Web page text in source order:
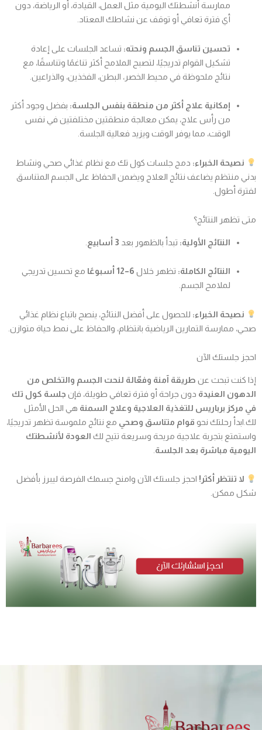
ممارسة أنشطتك اليومية مثل العمل، القيادة، أو الرياضة، دون
أي فترة تعافي أو توقف عن نشاطك المعتاد.
تحسين تناسق الجسم ونحته: تساعد الجلسات على إعادة
تشكيل القوام تدريجيًا، لتصبح الملامح أكثر تناغمًا وتناسقًا، مع
نتائج ملحوظة في محيط الخصر، البطن، الفخذين، والذراعين.
إمكانية علاج أكثر من منطقة بنفس الجلسة: بفضل وجود أكثر
من رأس علاج، يمكن معالجة منطقتين مختلفتين في نفس
الوقت، مما يوفر الوقت ويزيد فعالية الجلسة.
نصيحة الخبراء: دمج جلسات كول تك مع نظام غذائي صحي ونشاط
بدني منتظم يضاعف نتائج العلاج ويضمن الحفاظ على الجسم المتناسق
لفترة أطول.
متى تظهر النتائج؟
النتائج الأولية: تبدأ بالظهور بعد 3 أسابيع
النتائج الكاملة: تظهر خلال 6–12 أسبوعًا
مع تحسين تدريجي
لملامح الجسم.
نصيحة الخبراء: للحصول على أفضل النتائج، ينصح باتباع نظام غذائي
صحي، ممارسة التمارين الرياضية بانتظام، والحفاظ على نمط حياة متوازن.
احجز جلستك الآن
إذا كنت تبحث عن طريقة آمنة وفعّالة لنحت الجسم والتخلص من
الدهون العنيدة دون جراحة أو فترة تعافي طويلة، فإن جلسة كول تك
في مركز برباريس للتغذية العلاجية وعلاج السمنة هي الحل الأمثل
لك.ابدأ رحلتك نحو قوام متناسق وصحي مع نتائج ملموسة تظهر تدريجيًا،
واستمتع بتجربة علاجية مريحة وسريعة تتيح لك العودة لأنشطتك
اليومية مباشرة بعد الجلسة
لا تنتظر أكثر! احجز جلستك الآن وامنح جسمك الفرصة ليبرز بأفضل
شكل ممكن.